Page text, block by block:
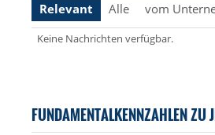
Relevant
Alle vom
Keine Nachrichten verfügbar.
FUNDAMENTALKENNZAHLEN ZU